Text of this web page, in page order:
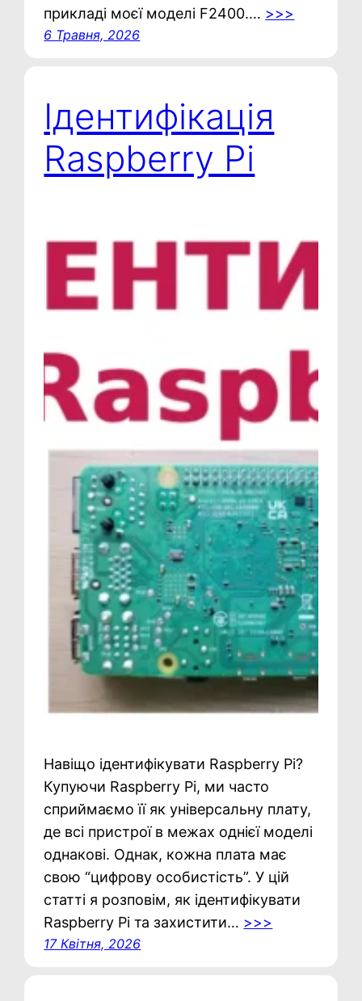
прикладі моєї моделі F2400.… >>>
6 Травня, 2026
Ідентифікація
Raspberry Pi
Навіщо ідентифікувати Raspberry Pi?
Купуючи Raspberry Pi, ми часто
сприймаємо її як універсальну плату,
де всі пристрої в межах однієї моделі
однакові. Однак, кожна плата має
свою “цифрову особистість”. У цій
статті я розповім, як ідентифікувати
Raspberry Pi та захистити… >>>
17 Квітня, 2026